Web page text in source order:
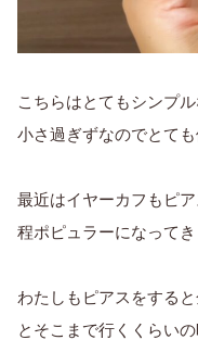
こちらはとてもシンプ
小さ過ぎずなのでとて
最近はイヤーカフもピ
程ポピュラーになってき
わたしもピアスをする
とそこまで行くくらい